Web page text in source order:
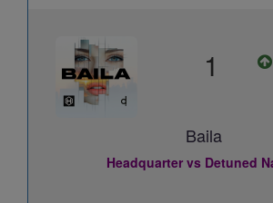
1
Baila
Headquarter vs Detuned